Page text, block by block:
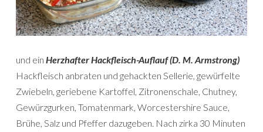
und ein Herzhafter Hackfleisch-Auflauf (D. M. Armstrong)
Hackfleisch anbraten und gehackten Sellerie, gewürfelte
Zwiebeln, geriebene Kartoffel, Zitronenschale, Chutney,
Gewürzgurken, Tomatenmark, Worcestershire Sauce,
Brühe, Salz und Pfeffer dazugeben. Nach zirka 30 Minuten